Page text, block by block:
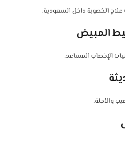
الخصوبة داخل السعودية.
المبيض
الإخصاب المساعد.
والأجنة.